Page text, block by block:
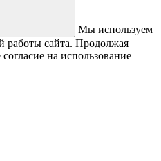
Мы используем
работы сайта. Продолжая
на использование